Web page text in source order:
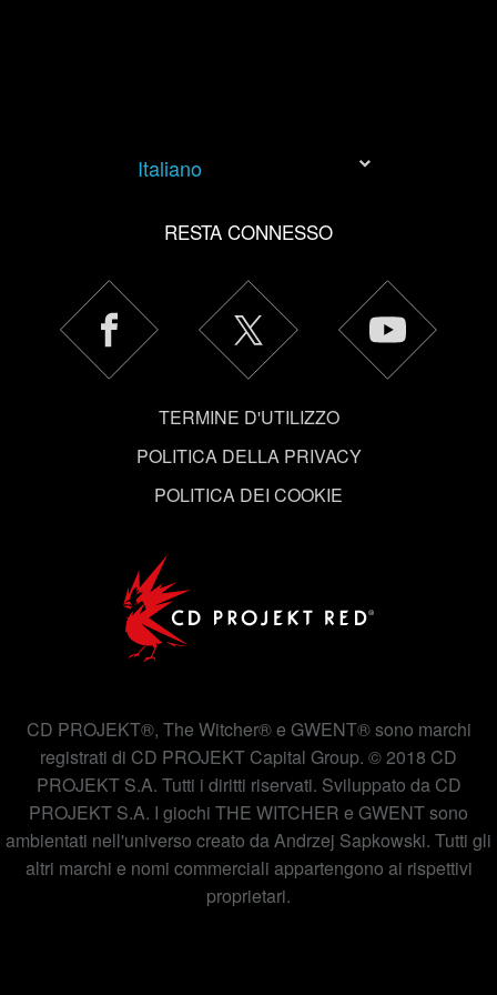
"Impostazioni" qui sotto.
Italiano
RESTA CONNESSO
TERMINE D'UTILIZZO
POLITICA DELLA PRIVACY
POLITICA DEI COOKIE
CD PROJEKT®, The Witcher® e GWENT® sono marchi
registrati di CD PROJEKT Capital Group. © 2018 CD
PROJEKT S.A. Tutti i diritti riservati. Sviluppato da CD
PROJEKT S.A. I giochi THE WITCHER e GWENT sono
ambientati nell'universo creato da Andrzej Sapkowski. Tutti gli
altri marchi e nomi commerciali appartengono ai rispettivi
proprietari.